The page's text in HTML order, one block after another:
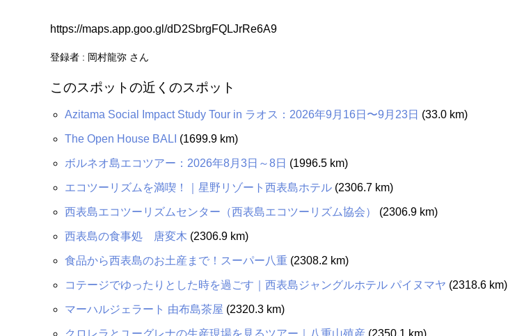
https://maps.app.goo.gl/dD2SbrgFQLJrRe6A9
登録者 : 岡村龍弥 さん
このスポットの近くのスポット
Azitama Social Impact Study Tour in ラオス：2026年9月16日〜9月23日 (33.0 km)
The Open House BALI (1699.9 km)
ボルネオ島エコツアー：2026年8月3日～8日 (1996.5 km)
エコツーリズムを満喫！｜星野リゾート西表島ホテル(2306.7 km)
西表島エコツーリズムセンター（西表島エコツーリズム協会） (2306.9 km)
西表島の食事処 唐変木 (2306.9 km)
食品から西表島のお土産まで！スーパー八重 (2308.2 km)
コテージでゆったりとした時を過ごす｜西表島ジャングルホテル パイヌマヤ (2318.6 km)
マーハルジェラート 由布島茶屋 (2320.3 km)
クロレラとユーグレナの生産現場を見るツアー｜八重山殖産 (2350.1 km)